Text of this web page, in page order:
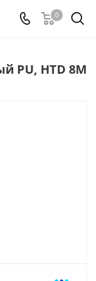
0
PU, HTD 8M